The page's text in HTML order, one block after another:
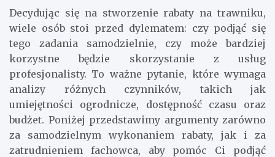
Decydując się na stworzenie rabaty na trawniku,
wiele osób stoi przed dylematem: czy podjąć się
tego zadania samodzielnie, czy może bardziej
korzystne będzie skorzystanie z usług
profesjonalisty. To ważne pytanie, które wymaga
analizy różnych czynników, takich jak
umiejętności ogrodnicze, dostępność czasu oraz
budżet. Poniżej przedstawimy argumenty zarówno
za samodzielnym wykonaniem rabaty, jak i za
zatrudnieniem fachowca, aby pomóc Ci podjąć